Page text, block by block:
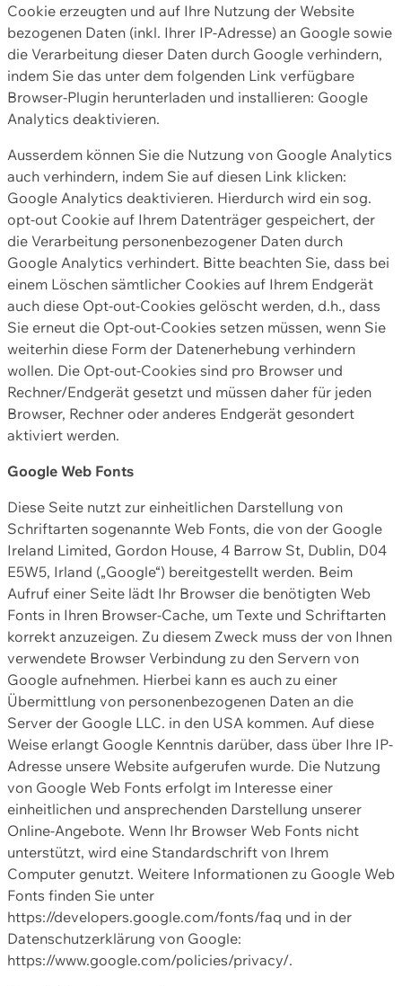
Cookie erzeugten und auf Ihre Nutzung der Website
bezogenen Daten (inkl. Ihrer IP-Adresse) an Google sowie
die Verarbeitung dieser Daten durch Google verhindern,
indem Sie das unter dem folgenden Link verfügbare
Browser-Plugin herunterladen und installieren: Google
Analytics deaktivieren.
Ausserdem können Sie die Nutzung von Google Analytics
auch verhindern, indem Sie auf diesen Link klicken:
Google Analytics deaktivieren. Hierdurch wird ein sog.
opt-out Cookie auf Ihrem Datenträger gespeichert, der
die Verarbeitung personenbezogener Daten durch
Google Analytics verhindert. Bitte beachten Sie, dass bei
einem Löschen sämtlicher Cookies auf Ihrem Endgerät
auch diese Opt-out-Cookies gelöscht werden, d.h., dass
Sie erneut die Opt-out-Cookies setzen müssen, wenn Sie
weiterhin diese Form der Datenerhebung verhindern
wollen. Die Opt-out-Cookies sind pro Browser und
Rechner/Endgerät gesetzt und müssen daher für jeden
Browser, Rechner oder anderes Endgerät gesondert
aktiviert werden.
Google Web Fonts
Diese Seite nutzt zur einheitlichen Darstellung von
Schriftarten sogenannte Web Fonts, die von der Google
Ireland Limited, Gordon House, 4 Barrow St, Dublin, D04
E5W5, Irland („Google“) bereitgestellt werden. Beim
Aufruf einer Seite lädt Ihr Browser die benötigten Web
Fonts in Ihren Browser-Cache, um Texte und Schriftarten
korrekt anzuzeigen. Zu diesem Zweck muss der von Ihnen
verwendete Browser Verbindung zu den Servern von
Google aufnehmen. Hierbei kann es auch zu einer
Übermittlung von personenbezogenen Daten an die
Server der Google LLC. in den USA kommen. Auf diese
Weise erlangt Google Kenntnis darüber, dass über Ihre IP-
Adresse unsere Website aufgerufen wurde. Die Nutzung
von Google Web Fonts erfolgt im Interesse einer
einheitlichen und ansprechenden Darstellung unserer
Online-Angebote. Wenn Ihr Browser Web Fonts nicht
unterstützt, wird eine Standardschrift von Ihrem
Computer genutzt. Weitere Informationen zu Google Web
Fonts finden Sie unter
https://developers.google.com/fonts/faq und in der
Datenschutzerklärung von Google:
https://www.google.com/policies/privacy/.